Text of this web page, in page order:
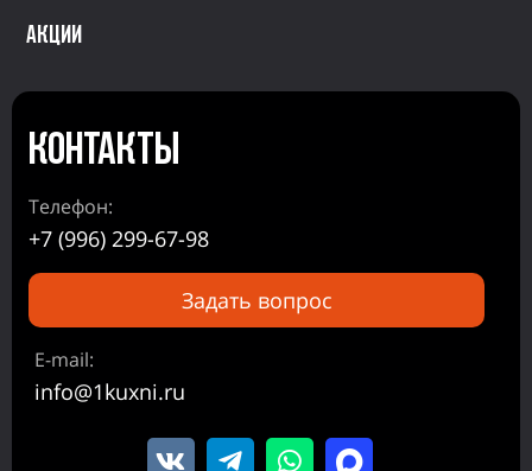
Акции
Контакты
Телефон:
+7 (996) 299-67-98
Задать вопрос
E-mail:
info@1kuxni.ru